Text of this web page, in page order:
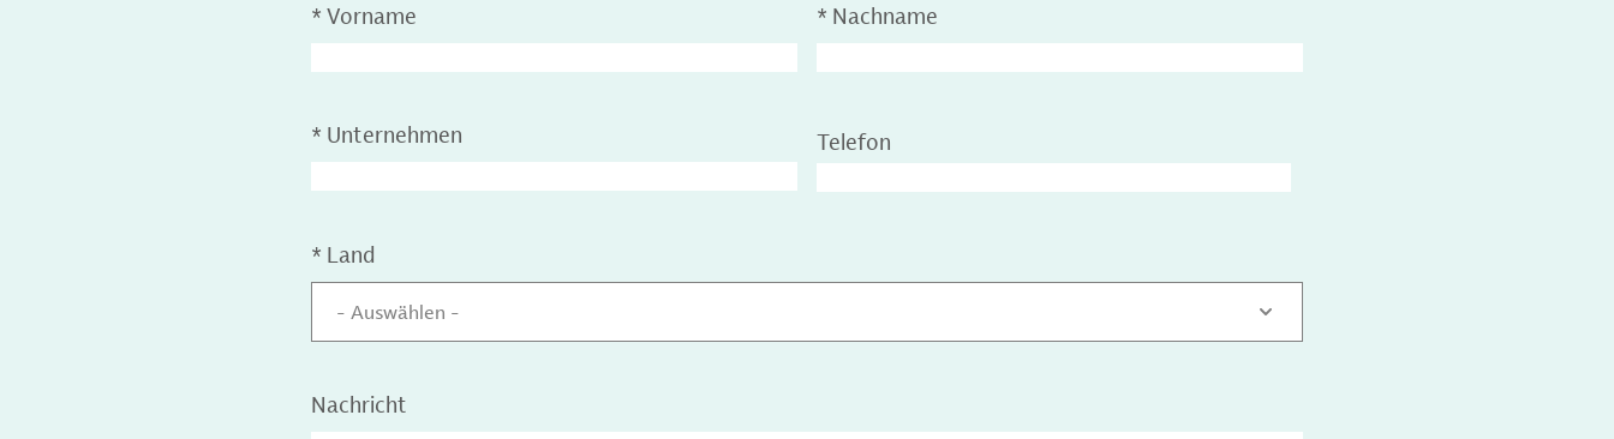
*Vorname * Nachname
* Unternehmen Telefon
* Land
- Auswählen -
Nachricht